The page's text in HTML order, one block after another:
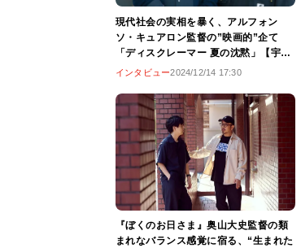
現代社会の実相を暴く、アルフォン
ソ・キュアロン監督の”映画的”企て
「ディスクレーマー 夏の沈黙」【宇野
維正の「映画のことは監督に訊け」】
インタビュー2024/12/14 17:30
『ぼくのお日さま』奥山大史監督の類
まれなバランス感覚に宿る、“生まれた